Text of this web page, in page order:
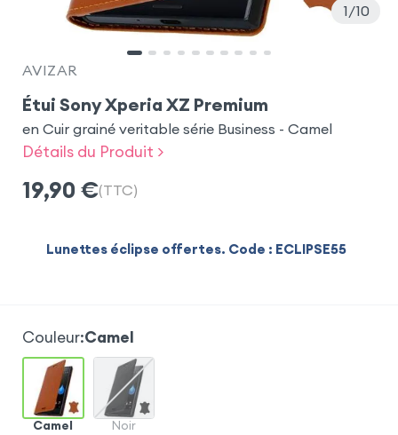
1 10
AVIZAR
Étui Sony Xperia XZ Premium
en Cuir grainé veritable série Business - Camel
Détails du Produit >
19,90 €(TTC)
Lunettes éclipse offertes. Code : ECLIPSE55
Couleur:Camel
Camel Noir